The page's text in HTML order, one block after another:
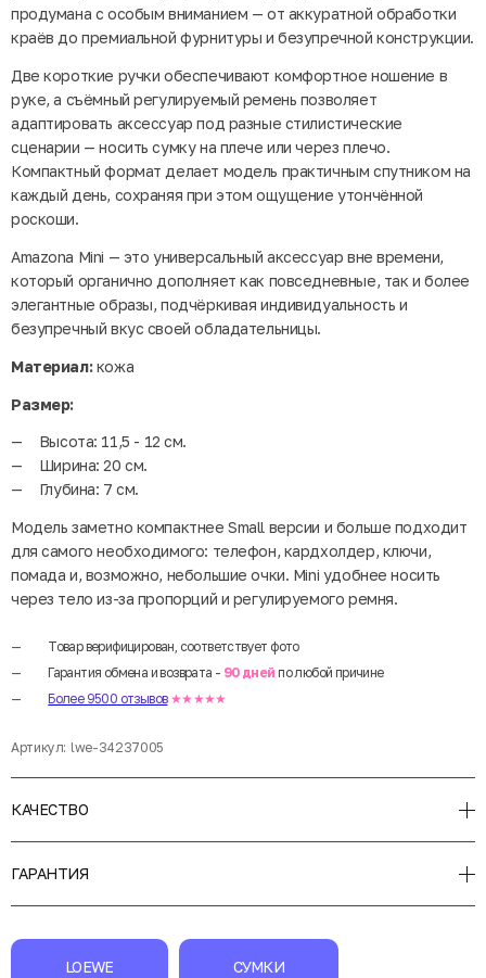
продумана с особым вниманием — от аккуратной обработки
краёв до премиальной фурнитуры и безупречной конструкции.
Две короткие ручки обеспечивают комфортное ношение в
руке, а съёмный регулируемый ремень позволяет
адаптировать аксессуар под разные стилистические
сценарии — носить сумку на плече или через плечо.
Компактный формат делает модель практичным спутником на
каждый день, сохраняя при этом ощущение утончённой
роскоши.
Amazona Mini — это универсальный аксессуар вне времени,
который органично дополняет как повседневные, так и более
элегантные образы, подчёркивая индивидуальность и
безупречный вкус своей обладательницы.
Материал:кожа
Размер:
Высота: 11,5 - 12 см.
Ширина: 20 см.
Глубина: 7 см.
Модель заметно компактнее Small версии и больше подходит
для самого необходимого: телефон, кардхолдер, ключи,
помада и, возможно, небольшие очки. Mini удобнее носить
через тело из-за пропорций и регулируемого ремня.
Товар верифицирован, соответствует фото
Гарантия обмена и возврата - 90 дней по любой причине
Более 9500 отзывов ★★★★★
Артикул: lwe-34237005
КАЧЕСТВО
ГАРАНТИЯ
LOEWE СУМКИ